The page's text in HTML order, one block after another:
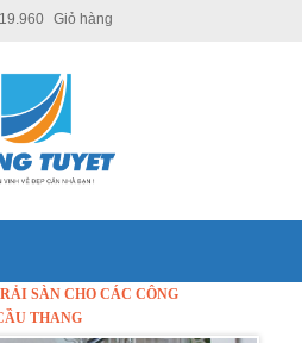
Giỏ hàng
SÀN CHO CÁC CÔNG
THANG